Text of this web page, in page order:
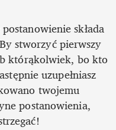
składa
stworzyć pierwszy
którąkolwiek, bo kto
uzupełniasz
twojemu
postanowienia,